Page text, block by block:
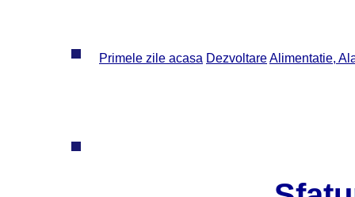
Primele zile acasa DezvoltareAlimentatie,